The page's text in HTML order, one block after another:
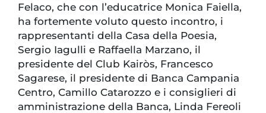
Felaco, che con l’educatrice Monica Faiella,
ha fortemente voluto questo incontro, i
rappresentanti della Casa della Poesia,
Sergio Iagulli e Raffaella Marzano, il
presidente del Club Kairòs, Francesco
Sagarese, il presidente di Banca Campania
Centro, Camillo Catarozzo e i consiglieri di
amministrazione della Banca, Linda Fereoli